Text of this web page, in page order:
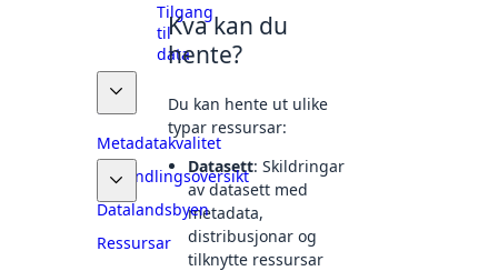
Tilgang
til
data
Dele
data
Metadatakvalitet
Behandlingsoversikt
Datalandsbyen
Ressursar
Kva kan du
hente?
Du kan hente ut ulike
typar ressursar:
Datasett: Skildringar
av datasett med
metadata,
distribusjonar og
tilknytte ressursar